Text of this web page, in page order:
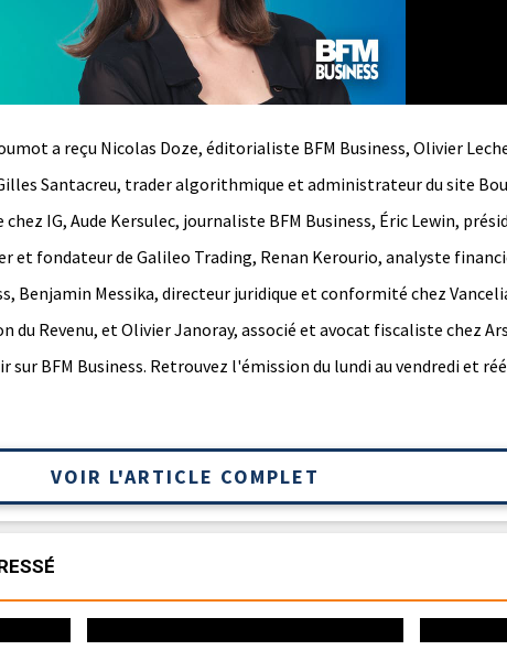
a reçu Nicolas Doze, éditorialiste BFM Business, Olivier
Santacreu, trader algorithmique et administrateur du site
IG, Aude Kersulec, journaliste BFM Business, Éric Lewin,
et fondateur de Galileo Trading, Renan Kerourio, analyste
Benjamin Messika, directeur juridique et conformité chez
du Revenu, et Olivier Janoray, associé et avocat fiscaliste chez
BFM Business. Retrouvez l'émission du lundi au vendredi et
VOIR L'ARTICLE COMPLET